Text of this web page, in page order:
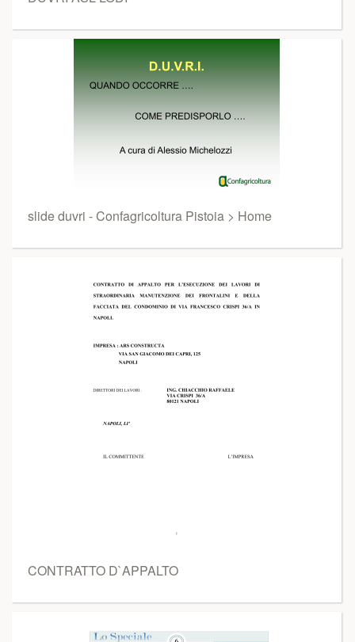
slide duvri - Confagricoltura Pistoia > Home
CONTRATTO D`APPALTO